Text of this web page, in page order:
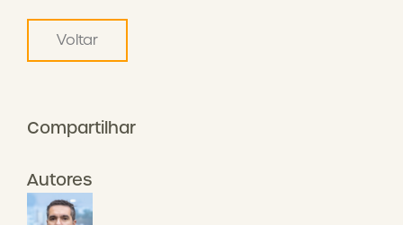
Voltar
Compartilhar
Autores